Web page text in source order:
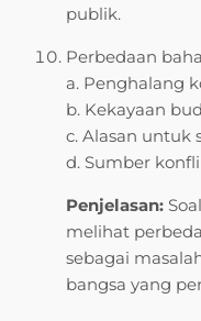
publik.
Perbedaan
a. Penghalang
b. Kekayaan
c. Alasan untuk
d. Sumber
Penjelasan:
melihat
sebagai
bangsa yang